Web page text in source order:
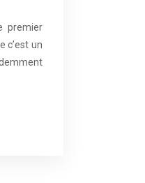
premier
c’est un